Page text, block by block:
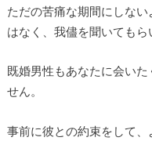
ただの苦痛な期間にしな
はなく、我儘を聞いてもら
既婚男性もあなたに会い
せん。
事前に彼との約束をして